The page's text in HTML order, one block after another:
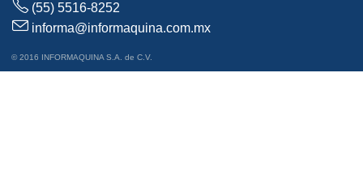
(55) 5516-8252
informa@informaquina.com.mx
© 2016 INFORMAQUINA S.A. de C.V.